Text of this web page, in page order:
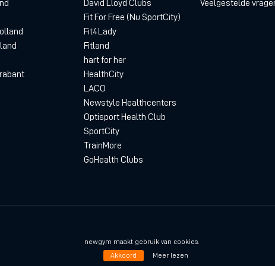
David Lloyd Clubs
Fit For Free (Nu SportCity)
Fit4Lady
Fitland
hart for her
HealthCity
LACO
Newstyle Healthcenters
Optisport Health Club
SportCity
TrainMore
GoHealth Clubs
Veelgestelde
newgym maakt gebruik van cookies.
Akkoord
Meer lezen